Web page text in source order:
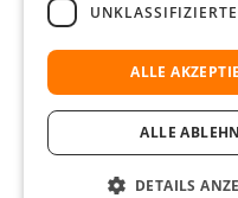
UNKLASSIFIZIERTE
ALLE
ALLE
DETAILS